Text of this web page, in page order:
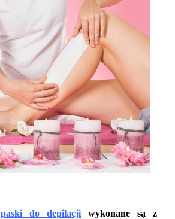
paski do depilacji
wykonane są z